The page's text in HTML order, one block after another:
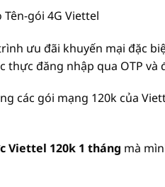
gói 4G Viettel
ưu đãi khuyến mại đặc
thực đăng nhập qua OTP và
các gói mạng 120k của
Viettel 120k 1 tháng mà